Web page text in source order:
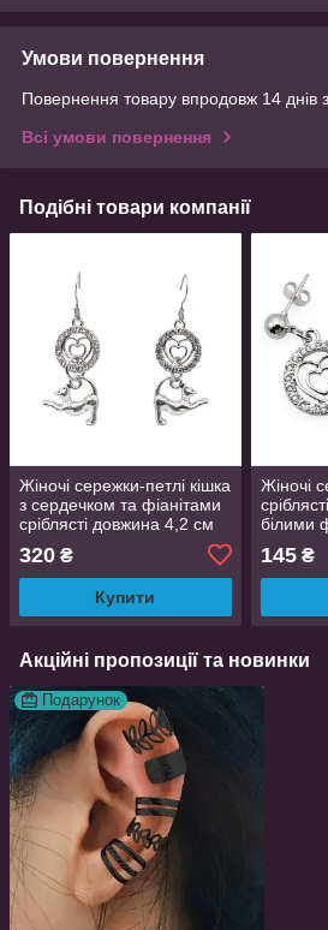
Умови повернення
Повернення товару впродовж 14 днів
Всі умови повернення
Подібні товари компанії
Жіночі сережки-петлі кішка
з сердечком та фіанітами
сріблясті довжина 4,2 см
320 ₴
Купити
Жіночі
білими
145₴
Акційні пропозиції та новинки
Подарунок